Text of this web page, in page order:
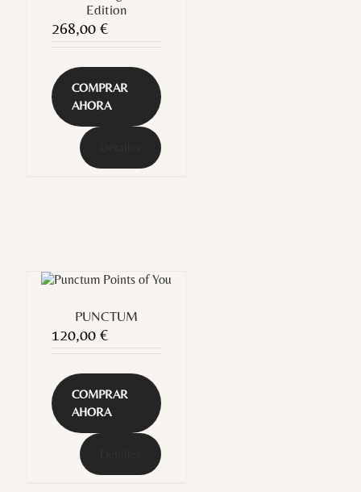
Edition
268,00 €
COMPRAR
AHORA
PUNCTUM
120,00 €
COMPRAR
AHORA